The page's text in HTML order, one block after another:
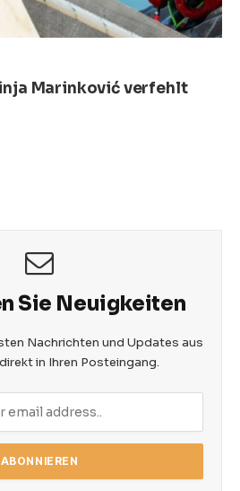
Marinković verfehlt
Sie Neuigkeiten
Nachrichten und Updates aus
in Ihren Posteingang.